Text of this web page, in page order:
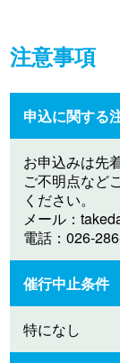
注意事項
申込に関する
お申込みは先
ご不明点など
ください。
メール：
電話：026-
催行中止条件
特になし